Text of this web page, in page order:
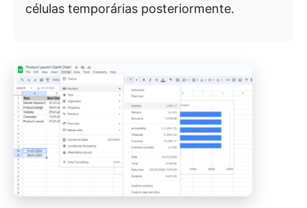
células temporárias posteriormente.